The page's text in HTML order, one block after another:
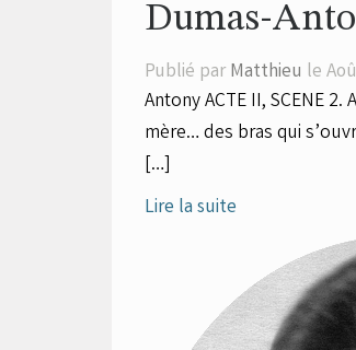
Dumas-
Publié par Matthieu le
Antony ACTE II, SCENE
mère… des bras qui
[…]
Lire la suite